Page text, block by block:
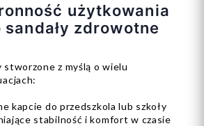
użytkowania
zdrowotne
stworzone z myślą o wielu
kapcie do przedszkola lub szkoły
stabilność i komfort w czasie